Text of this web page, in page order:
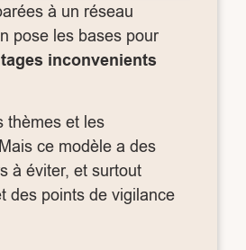
à un réseau
pose les bases pour
inconvenients
thèmes et les
ce modèle a des
à éviter, et surtout
des points de vigilance